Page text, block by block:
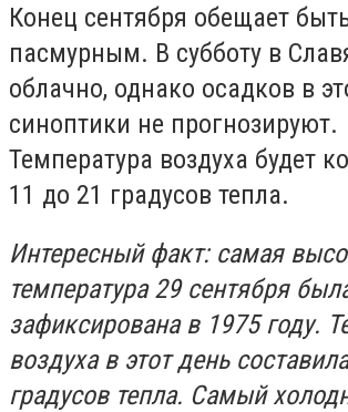
Конец сентября обещает
пасмурным. В субботу в
облачно, однако осадков в
синоптики не прогнозируют.
Температура воздуха будет
11 до 21 градусов тепла.
Интересный факт: самая
температура 29 сентября
зафиксирована в 1975 году.
воздуха в этот день
градусов тепла. Самый